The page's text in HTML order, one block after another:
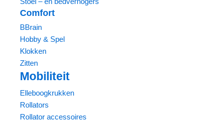
Comfort
BBrain
Hobby & Spel
Klokken
Zitten
Mobiliteit
Elleboogkrukken
Rollators
Rollator accessoires